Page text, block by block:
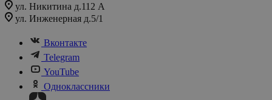
ул. Никитина д.112 А
ул. Инженерная д.5/1
Вконтакте
Telegram
YouTube
Одноклассники